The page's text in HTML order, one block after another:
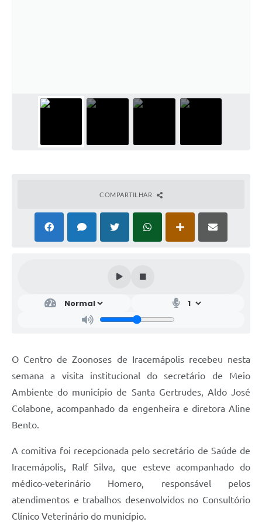
COMPARTILHAR
O Centro de Zoonoses de Iracemápolis recebeu nesta
semana a visita institucional do secretário de Meio
Ambiente do município de Santa Gertrudes, Aldo José
Colabone, acompanhado da engenheira e diretora Aline
Bento.
A comitiva foi recepcionada pelo secretário de Saúde de
Iracemápolis, Ralf Silva, que esteve acompanhado do
médico-veterinário Homero, responsável pelos
atendimentos e trabalhos desenvolvidos no Consultório
Clínico Veterinário do município.